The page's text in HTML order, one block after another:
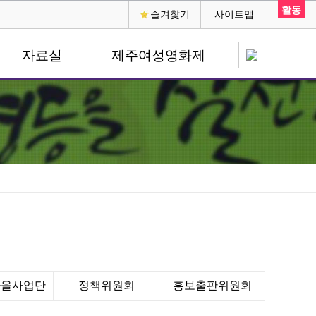
즐겨찿기 사이트맵
자료실 제주여성영화제
사업단 정책위원회 홍보출판위원회
활동